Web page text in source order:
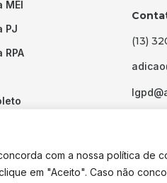
com a nossa política de
em "Aceito". Caso não
MEI
PJ
(13)